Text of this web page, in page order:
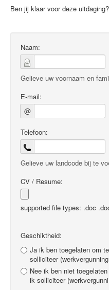
Ben jij klaar voor deze
Naam:
Gelieve uw voornaam en
E-mail:
@
Telefoon:
Gelieve uw landcode bij te
CV / Resume:
supported file types: .doc
Geschiktheid:
Ja ik ben toegelaten om
solliciteer
Nee ik ben niet
ik solliciteer